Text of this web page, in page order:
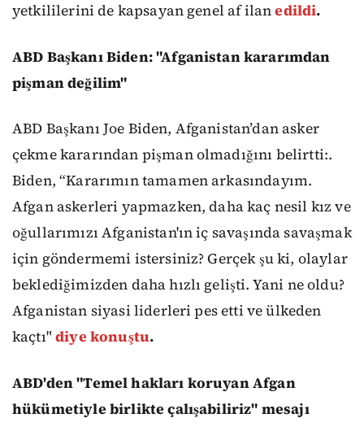
yetkililerini de kapsayan genel af ilanedildi.
ABD Başkanı Biden: "Afganistan kararımdan
pişman değilim"
ABD Başkanı Joe Biden, Afganistan’dan asker
çekme kararından pişman olmadığını belirtti:.
Biden, “Kararımın tamamen arkasındayım.
Afgan askerleri yapmazken, daha kaç nesil kız ve
oğullarımızı Afganistan'ın iç savaşında savaşmak
için göndermemi istersiniz? Gerçek şu ki, olaylar
beklediğimizden daha hızlı gelişti. Yani ne oldu?
Afganistan siyasi liderleri pes etti ve ülkeden
kaçtı" diye konuştu.
ABD'den "Temel hakları koruyan Afgan
hükümetiyle birlikte çalışabiliriz" mesajı